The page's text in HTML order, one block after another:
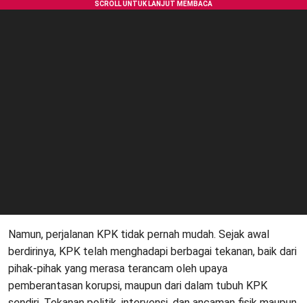
Namun, perjalanan KPK tidak pernah mudah. Sejak awal
berdirinya, KPK telah menghadapi berbagai tekanan, baik dari
pihak-pihak yang merasa terancam oleh upaya
pemberantasan korupsi, maupun dari dalam tubuh KPK